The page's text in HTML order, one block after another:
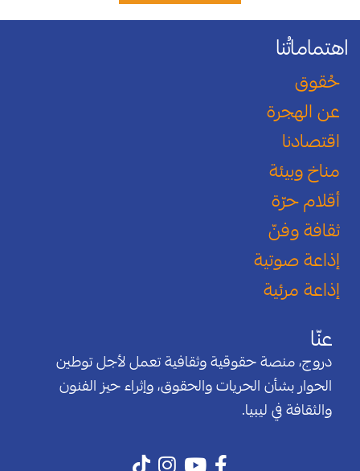
اهتماماتُنا
حُقوق
عن الهجرة
اقتصادنا
مناخ وبيئة
أقلام حرّة
ثقافة وفنّ
إذاعة صوتية
إذاعة مرئية
عنّا
دروج، منصة حقوقية وثقافية تعمل لأجل توطين
الحوار بشأن الحريات والحقوق، وإثراء حيز الفنون
والثقافة في ليبيا.